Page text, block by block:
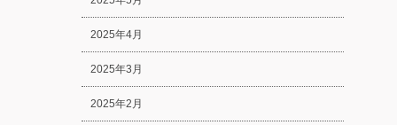
2025年4月
2025年3月
2025年2月